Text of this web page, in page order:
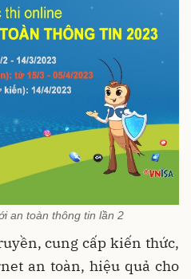
an toàn thông tin lần 2
cung cấp kiến thức,
an toàn, hiệu quả cho